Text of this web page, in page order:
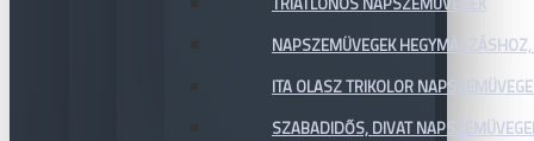
NAPSZEMÜVEGEK
ITA OLASZ TRIKOLOR
SZABADIDŐS, DIVAT